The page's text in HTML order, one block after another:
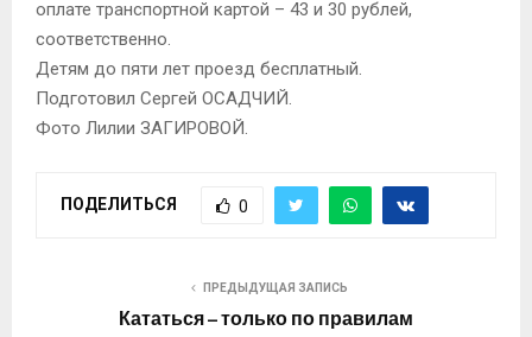
оплате транспортной картой – 43 и 30 рублей,
соответственно.
Детям до пяти лет проезд бесплатный.
Подготовил Сергей ОСАДЧИЙ.
Фото Лилии ЗАГИРОВОЙ.
ПОДЕЛИТЬСЯ 0
ПРЕДЫДУЩАЯ ЗАПИСЬ
Кататься – только по правилам